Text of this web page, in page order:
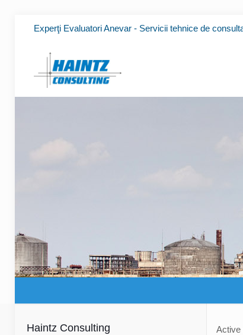
Experţi Evaluatori Anevar - Servicii tehnice de
Active
Haintz Consulting